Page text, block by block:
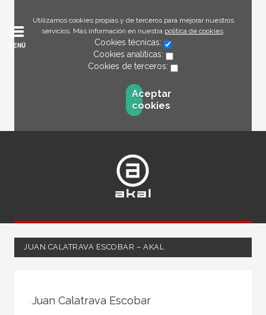
Utilizamos cookies propias y de terceros para mejorar nuestros
servicios. Más información en nuestra política de cookies.
Cookies técnicas:
Cookies analíticas:
Cookies de terceros:
Aceptar
cookies
MENÚ
JUAN CALATRAVA ESCOBAR – AKAL
Juan Calatrava Escobar